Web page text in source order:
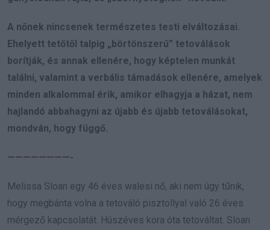
A nőnek nincsenek természetes testi elváltozásai.
Ehelyett tetőtől talpig „börtönszerű” tetoválások
borítják, és annak ellenére, hogy képtelen munkát
találni, valamint a verbális támadások ellenére, amelyek
minden alkalommal érik, amikor elhagyja a házat, nem
hajlandó abbahagyni az újabb és újabb tetoválásokat,
mondván, hogy függő.
————————-
Melissa Sloan egy 46 éves walesi nő, aki nem úgy tűnik,
hogy megbánta volna a tetováló pisztollyal való 26 éves
mérgező kapcsolatát. Húszéves kora óta tetováltat. Sloan